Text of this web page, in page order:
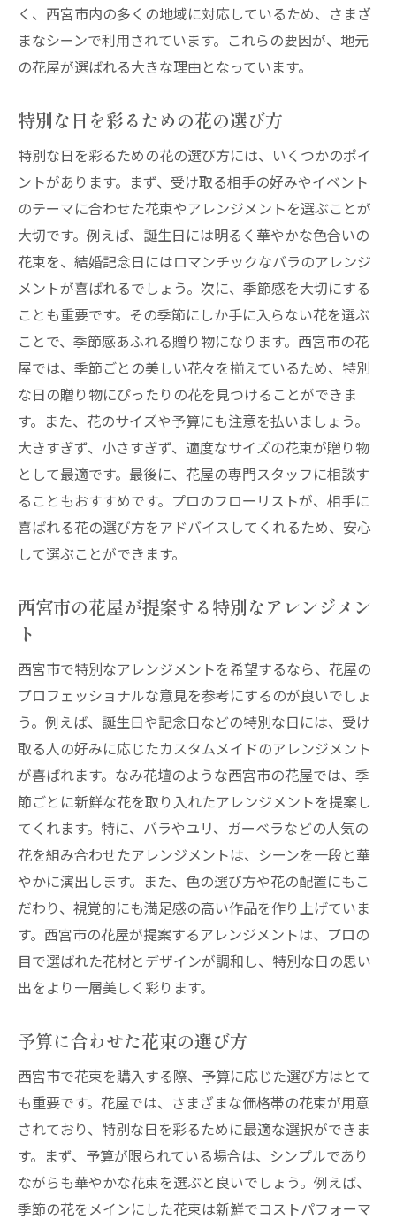
季節ごとの花の特徴と魅力
春の花束で華やかなギフトを
夏にぴったりな涼しげな花のアレンジメン
秋の色彩豊かな花束の選び方
冬の温かみを感じる花束の贈り方
季節感を大切にした花屋のこだわり
大切な人へのギフトに最適な西宮市の花屋の選
び方
口コミで選ぶ西宮市のおすすめ花屋
花屋の選び方ポイントガイド
実際にお店を訪れて確認すべきポイント
オンラインショップの活用法
西宮市で特別なギフトを見つける方法
花屋のフローリストと相談するメリット
西宮市で評判の良い花屋を選んで特別な日を彩
る方法
評判の良い花屋の見つけ方
地元で愛される花屋の特徴
花屋の実績とレビューをチェック
評判の良い花屋のサービス内容
西宮市の花屋が提供するきめ細やかな配達サー
ビスの魅力
花屋の配達サービスの種類と特徴
希望日時に合わせた配達サービス
プロの配達スタッフによる安心のサービス
お客様の声から見る満足度
特別なリクエストにも対応可能
花屋の配達サービスで安心と便利を
西宮市で特別な日を華やかに演出する花屋のサ
ービスとは
特別な日を祝うための花の選び方
花屋のサービスでサプライズを演出
予約から配達までの流れ
特別な日をさらに華やかにする提案
花屋のサービスで感動を届ける
西宮市の花屋が届ける美しい花々で大切な瞬間
をさらに輝かせよう
く、西宮市内の多くの地域に対応しているため、さまざ
まなシーンで利用されています。これらの要因が、地元
の花屋が選ばれる大きな理由となっています。
特別な日を彩るための花の選び方
特別な日を彩るための花の選び方には、いくつかのポイ
ントがあります。まず、受け取る相手の好みやイベント
のテーマに合わせた花束やアレンジメントを選ぶことが
大切です。例えば、誕生日には明るく華やかな色合いの
花束を、結婚記念日にはロマンチックなバラのアレンジ
メントが喜ばれるでしょう。次に、季節感を大切にする
ことも重要です。その季節にしか手に入らない花を選ぶ
ことで、季節感あふれる贈り物になります。西宮市の花
屋では、季節ごとの美しい花々を揃えているため、特別
な日の贈り物にぴったりの花を見つけることができま
す。また、花のサイズや予算にも注意を払いましょう。
大きすぎず、小さすぎず、適度なサイズの花束が贈り物
として最適です。最後に、花屋の専門スタッフに相談す
ることもおすすめです。プロのフローリストが、相手に
喜ばれる花の選び方をアドバイスしてくれるため、安心
して選ぶことができます。
西宮市の花屋が提案する特別なアレンジメン
ト
西宮市で特別なアレンジメントを希望するなら、花屋の
プロフェッショナルな意見を参考にするのが良いでしょ
う。例えば、誕生日や記念日などの特別な日には、受け
取る人の好みに応じたカスタムメイドのアレンジメント
が喜ばれます。なみ花壇のような西宮市の花屋では、季
節ごとに新鮮な花を取り入れたアレンジメントを提案し
てくれます。特に、バラやユリ、ガーベラなどの人気の
花を組み合わせたアレンジメントは、シーンを一段と華
やかに演出します。また、色の選び方や花の配置にもこ
だわり、視覚的にも満足感の高い作品を作り上げていま
す。西宮市の花屋が提案するアレンジメントは、プロの
目で選ばれた花材とデザインが調和し、特別な日の思い
出をより一層美しく彩ります。
予算に合わせた花束の選び方
西宮市で花束を購入する際、予算に応じた選び方はとて
も重要です。花屋では、さまざまな価格帯の花束が用意
されており、特別な日を彩るために最適な選択ができま
す。まず、予算が限られている場合は、シンプルであり
ながらも華やかな花束を選ぶと良いでしょう。例えば、
季節の花をメインにした花束は新鮮でコストパフォーマ